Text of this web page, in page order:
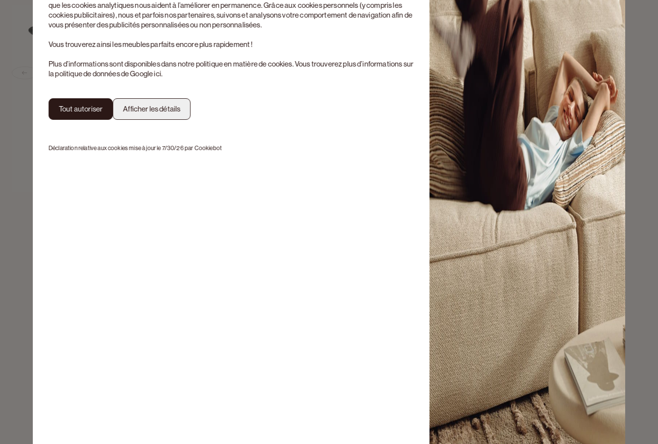
que les cookies analytiques nous aident à l’améliorer en permanence. Grâce aux cookies personnels (y compris les
cookies publicitaires), nous et parfois nos partenaires, suivons et analysons votre comportement de navigation afin de
vous présenter des publicités personnalisées ou non personnalisées.
Vous trouverez ainsi les meubles parfaits encore plus rapidement !
Plus d’informations sont disponibles dans notrepolitique en matière de cookies. Vous trouverez plus d’informations sur
la politique de données de Googleici.
Tout autoriser Afficher les détails
Déclaration relative aux cookies mise à jour le 7/30/26 parCookiebot
Previous slide